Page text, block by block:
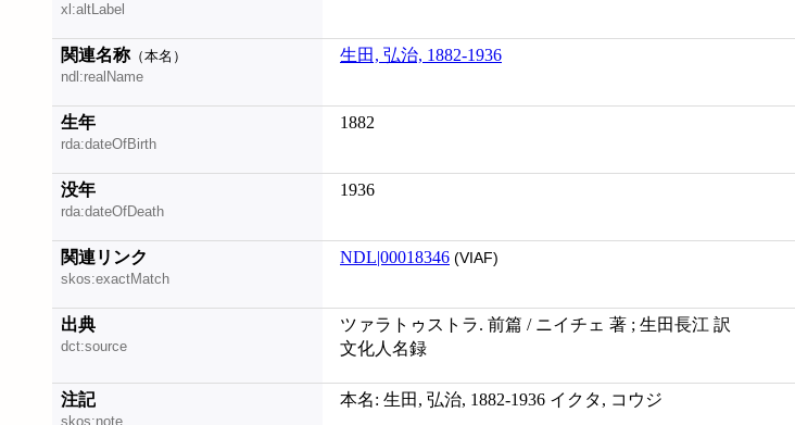
xl:altLabel
関連名称（本名）
ndl:realName
生田, 弘治, 1882-1936
生年
rda:dateOfBirth
1882
没年
rda:dateOfDeath
1936
関連リンク
skos:exactMatch
NDL|00018346 (VIAF)
出典
dct:source
ツァラトゥストラ. 前篇 / ニイチェ 著 ; 生田長江 訳
文化人名録
注記
skos:note
本名: 生田, 弘治, 1882-1936 イクタ, コウジ